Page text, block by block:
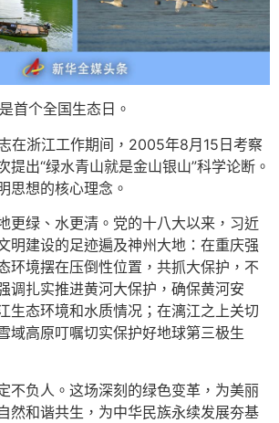
首个全国生态日。
在浙江工作期间，2005年8月15日考察
提出“绿水青山就是金山银山”科学论断。
思想的核心理念。
更绿、水更清。党的十八大以来，习近
明建设的足迹遍及神州大地：在重庆强
环境摆在压倒性位置，共抓大保护，不
调扎实推进黄河大保护，确保黄河安
生态环境和水质情况；在漓江之上关切
域高原叮嘱切实保护好地球第三极生
不负人。这场深刻的绿色变革，为美丽
然和谐共生，为中华民族永续发展夯基